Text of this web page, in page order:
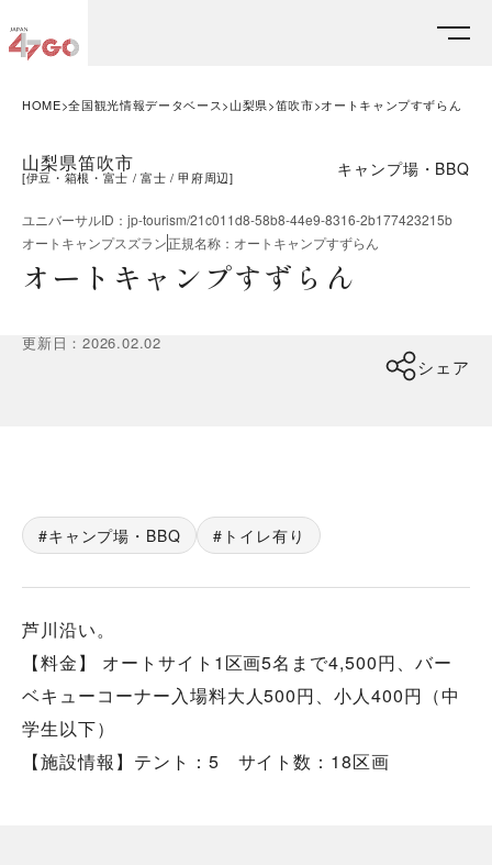
HOME 全国観光情報データベース 山梨県 笛吹市 オートキャンプすずらん
山梨県笛吹市
[伊豆・箱根・富士 富士 甲府周辺] キャンプ場・BBQ
ユニバーサルID ： jp-tourism/21c011d8-58b8-44e9-8316-2b177423215b
オートキャンプスズラン正規名称 ： オートキャンプすずらん
オートキャンプすずらん
更新日 ：2026.02.02
シェア
キャンプ場・BBQ トイレ有り
芦川沿い。
【料金】 オートサイト1区画5名まで4,500円、バー
ベキューコーナー入場料大人500円、小人400円（中
学生以下）
【施設情報】テント：5 サイト数：18区画